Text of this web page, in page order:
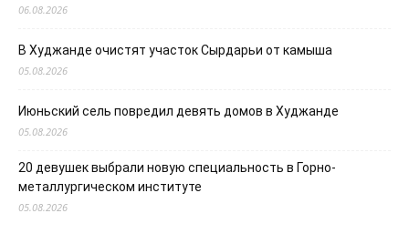
06.08.2026
В Худжанде очистят участок Сырдарьи от камыша
05.08.2026
Июньский сель повредил девять домов в Худжанде
05.08.2026
20 девушек выбрали новую специальность в Горно-
металлургическом институте
05.08.2026